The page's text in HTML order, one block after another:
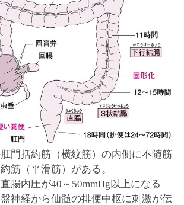
門括約筋（横紋筋）の内側に不随筋
筋（平滑筋）がある。
腸内圧が40～50mmHg以上になる
神経から仙髄の排便中枢に刺激が伝